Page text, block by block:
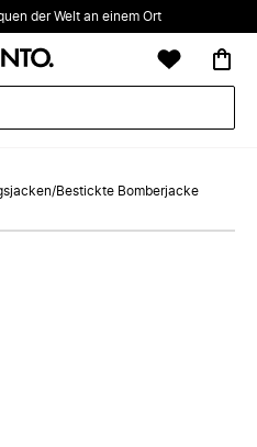
der Welt an einem Ort
/Bestickte Bomberjacke